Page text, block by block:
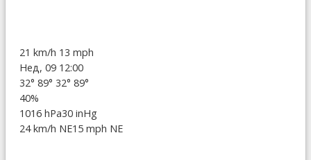
21 km/h 13 mph
Нед, 09 12:00
32° 89° 32° 89°
40%
1016 hPa30 inHg
24 km/h NE15 mph NE